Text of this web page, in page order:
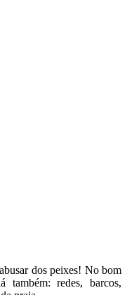
dos peixes! No bom
redes, barcos,